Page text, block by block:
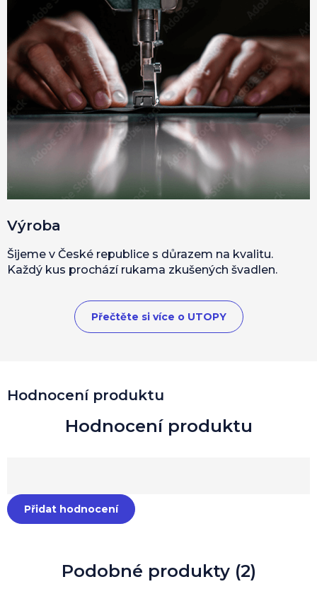
Podobné produkty (2)
Hodnocení produktu
Přidat hodnocení
Výroba
Šijeme v České republice s důrazem na kvalitu.
Každý kus prochází rukama zkušených švadlen.
Přečtěte si více o UTOPY